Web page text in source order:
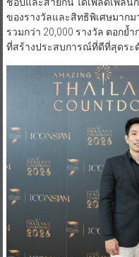
ช็อปและสายกิน ได้เพลิดเพลิ
ของรางวัลและสิทธิพิเศษมาก
รวมกว่า 20,000 รางวัล ตอกย้ำ
ที่สร้างประสบการณ์ที่ดีที่สุดระ